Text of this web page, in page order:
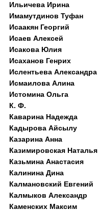
Ильичева Ирина
Имамутдинов Туфан
Исаакян Георгий
Исаев Алексей
Исакова Юлия
Исаханов Генрих
Ислентьева Александра
Исмаилова Алина
Истомина Ольга
К. Ф.
Каварина Надежда
Кадырова Айсылу
Казарина Анна
Казимировская Наталья
Казьмина Анастасия
Калинина Дина
Калмановский Евгений
Калмыков Александр
Каменских Максим